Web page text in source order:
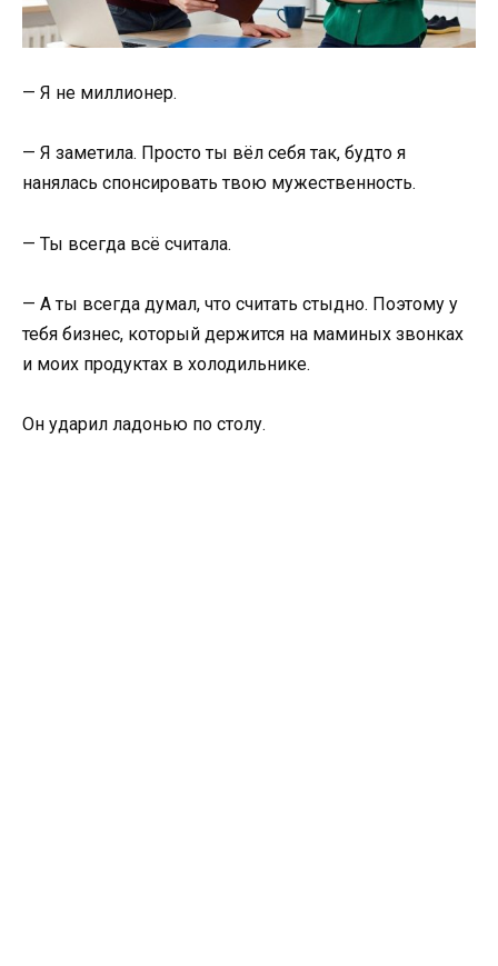
— Я не миллионер.
— Я заметила. Просто ты вёл себя так, будто я
нанялась спонсировать твою мужественность.
— Ты всегда всё считала.
— А ты всегда думал, что считать стыдно. Поэтому у
тебя бизнес, который держится на маминых звонках
и моих продуктах в холодильнике.
Он ударил ладонью по столу.